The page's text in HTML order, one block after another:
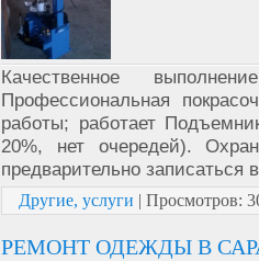
Качественное
Профессиональная
работы; работает
20%, нет очередей).
предварительно
Другие, услуги | Просмотров:
РЕМОНТ ОДЕЖДЫ В